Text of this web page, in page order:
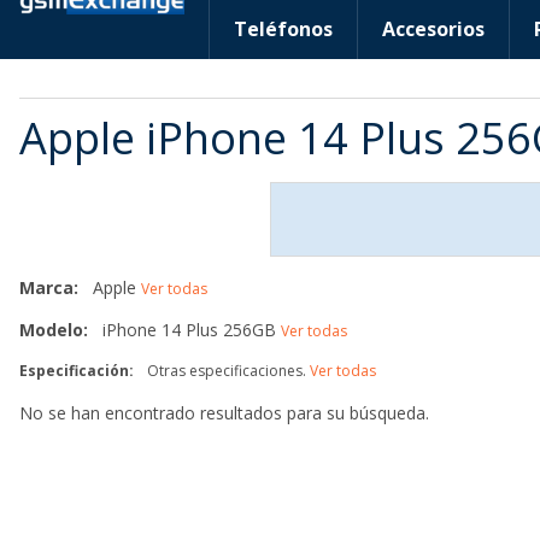
Teléfonos Accesorios
Apple iPhone 14 Plus
Marca: Apple Ver todas
Modelo: iPhone 14 Plus 256GB Ver todas
Especificación:
Otras especificaciones. Ver todas
No se han encontrado resultados para su búsqueda.